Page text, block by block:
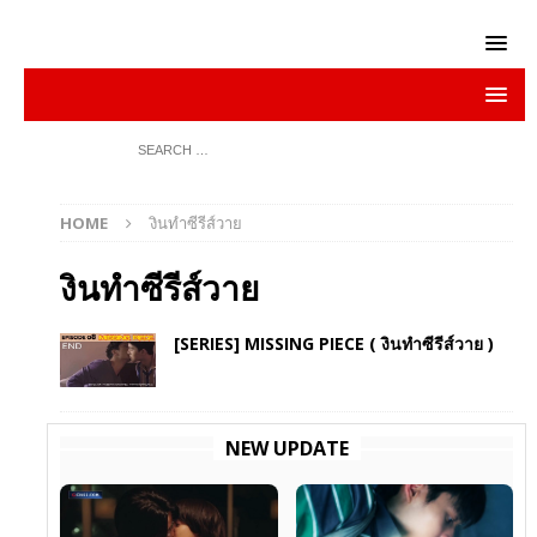
HOME งินทำซีรีส์วาย
งินทำซีรีส์วาย
[SERIES] MISSING PIECE ( งินทำซีรีส์วาย )
NEW UPDATE